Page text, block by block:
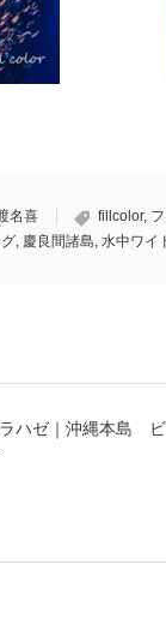
名喜 fillcolor,
, 慶良間諸島, 水中ワイ
ハゼ｜沖縄本島